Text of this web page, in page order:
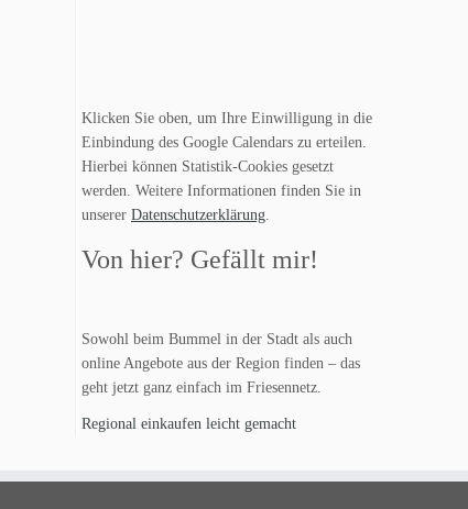
Klicken Sie oben, um Ihre Einwilligung in die
Einbindung des Google Calendars zu erteilen.
Hierbei können Statistik-Cookies gesetzt
werden. Weitere Informationen finden Sie in
unserer Datenschutzerklärung.
Von hier? Gefällt mir!
Sowohl beim Bummel in der Stadt als auch
online Angebote aus der Region finden – das
geht jetzt ganz einfach im Friesennetz.
Regional einkaufen leicht gemacht